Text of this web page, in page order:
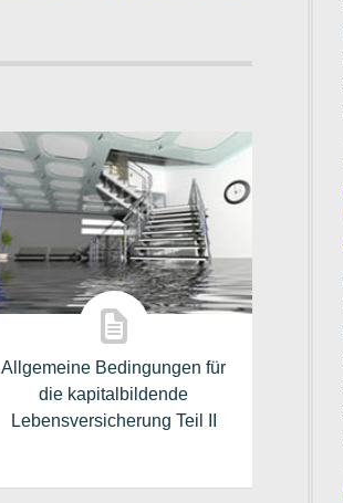
Allgemeine Bedingungen für
die kapitalbildende
Lebensversicherung Teil II